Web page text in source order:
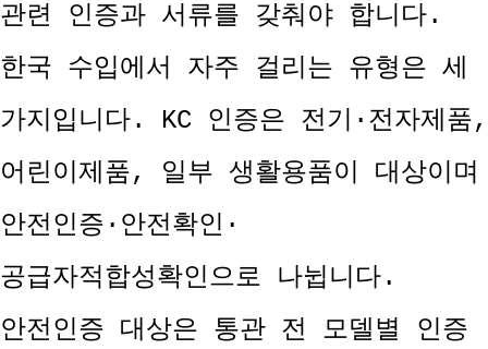
관련 인증과 서류를 갖춰야 합니다.
한국 수입에서 자주 걸리는 유형은 세
가지입니다. KC 인증은 전기·전자제품,
어린이제품, 일부 생활용품이 대상이며
안전인증·안전확인·
공급자적합성확인으로 나뉩니다.
안전인증 대상은 통관 전 모델별 인증